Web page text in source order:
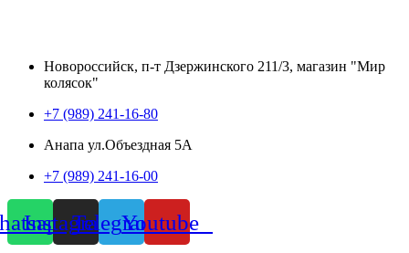
Новороссийск, п-т Дзержинского 211/3, магазин "Мир
колясок"
+7 (989) 241-16-80
Анапа ул.Объездная 5А
+7 (989) 241-16-00
InstagramTelegramYoutube